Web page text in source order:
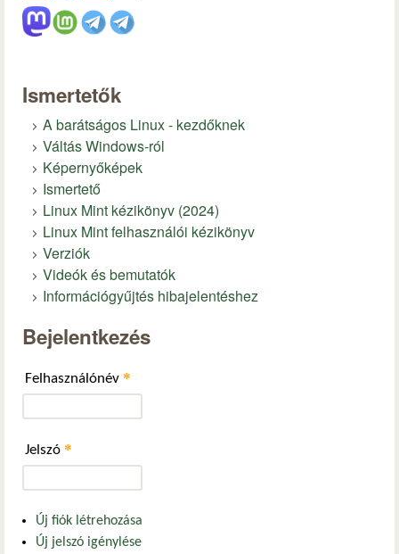
Ismertetők
A barátságos Linux - kezdőknek
Váltás Windows-ról
Képernyőképek
Ismertető
Linux Mint kézikönyv (2024)
Linux Mint felhasználói kézikönyv
Verziók
Videók és bemutatók
Információgyűjtés hibajelentéshez
Bejelentkezés
Felhasználónév *
Jelszó *
Új fiók létrehozása
Új jelszó igénylése